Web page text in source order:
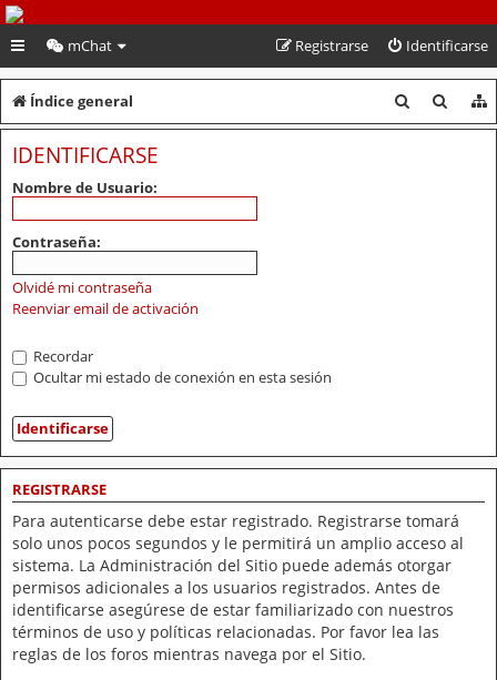
PeruVoley.com
mChat Identificarse
Registrarse
Índice general
u
u
IDENTIFICARSE
Nombre de Usuario:
Contraseña:
Olvidé mi contraseña
Reenviar email de activación
Recordar
Ocultar mi estado de conexión en esta sesión
REGISTRARSE
Para autenticarse debe estar registrado. Registrarse tomará
solo unos pocos segundos y le permitirá un amplio acceso al
sistema. La Administración del Sitio puede además otorgar
permisos adicionales a los usuarios registrados. Antes de
identificarse asegúrese de estar familiarizado con nuestros
términos de uso y políticas relacionadas. Por favor lea las
reglas de los foros mientras navega por el Sitio.